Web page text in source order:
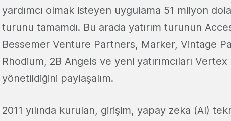
yardımcı olmak isteyen uygulama 51 milyon
turunu tamamdı. Bu arada yatırım turunun
Bessemer Venture Partners, Marker, Vintage
Rhodium, 2B Angels ve yeni yatırımcıları
yönetildiğini paylaşalım.
2011 yılında kurulan, girişim, yapay zeka (AI)